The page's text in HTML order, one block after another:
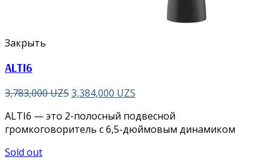
Закрыть
ALTI6
3,783,000UZS3,384,000 UZS
ALTI6 — это 2-полосный подвесной
громкоговоритель с 6,5-дюймовым динамиком
Sold out